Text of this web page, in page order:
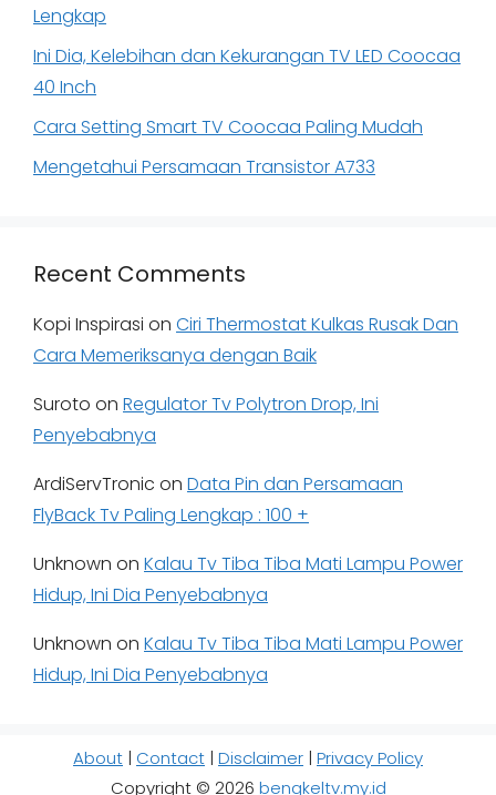
Lengkap
Ini Dia, Kelebihan dan Kekurangan TV LED Coocaa
40 Inch
Cara Setting Smart TV Coocaa Paling Mudah
Mengetahui Persamaan Transistor A733
Recent Comments
Kopi Inspirasi on Ciri Thermostat Kulkas Rusak Dan
Cara Memeriksanya dengan Baik
Suroto on Regulator Tv Polytron Drop, Ini
Penyebabnya
ArdiServTronic on Data Pin dan Persamaan
FlyBack Tv Paling Lengkap : 100 +
Unknown on Kalau Tv Tiba Tiba Mati Lampu Power
Hidup, Ini Dia Penyebabnya
Unknown on Kalau Tv Tiba Tiba Mati Lampu Power
Hidup, Ini Dia Penyebabnya
About | Contact | Disclaimer | Privacy Policy
Copyright © 2026 bengkeltv.my.id